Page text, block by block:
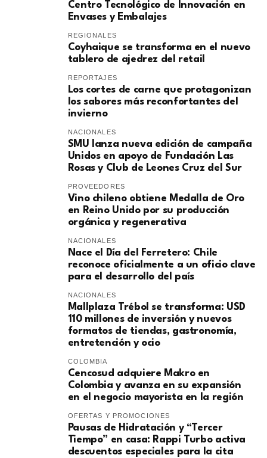
Centro Tecnológico de Innovación en
Envases y Embalajes
REGIONALES
Coyhaique se transforma en el nuevo
tablero de ajedrez del retail
REPORTAJES
Los cortes de carne que protagonizan
los sabores más reconfortantes del
invierno
NACIONALES
SMU lanza nueva edición de campaña
Unidos en apoyo de Fundación Las
Rosas y Club de Leones Cruz del Sur
PROVEEDORES
Vino chileno obtiene Medalla de Oro
en Reino Unido por su producción
orgánica y regenerativa
NACIONALES
Nace el Día del Ferretero: Chile
reconoce oficialmente a un oficio clave
para el desarrollo del país
NACIONALES
Mallplaza Trébol se transforma: USD
110 millones de inversión y nuevos
formatos de tiendas, gastronomía,
entretención y ocio
COLOMBIA
Cencosud adquiere Makro en
Colombia y avanza en su expansión
en el negocio mayorista en la región
OFERTAS Y PROMOCIONES
Pausas de Hidratación y “Tercer
Tiempo” en casa: Rappi Turbo activa
descuentos especiales para la cita